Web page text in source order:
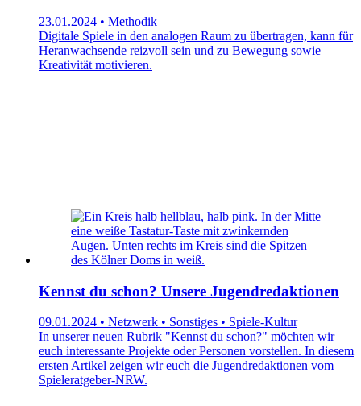
23.01.2024 • Methodik
Digitale Spiele in den analogen Raum zu übertragen, kann für
Heranwachsende reizvoll sein und zu Bewegung sowie
Kreativität motivieren.
Kennst du schon? Unsere Jugendredaktionen
09.01.2024 • Netzwerk • Sonstiges • Spiele-Kultur
In unserer neuen Rubrik "Kennst du schon?" möchten wir
euch interessante Projekte oder Personen vorstellen. In diesem
ersten Artikel zeigen wir euch die Jugendredaktionen vom
Spieleratgeber-NRW.